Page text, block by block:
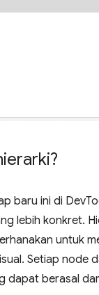
baru ini di
lebih konkret.
untuk
Setiap node
dapat berasal